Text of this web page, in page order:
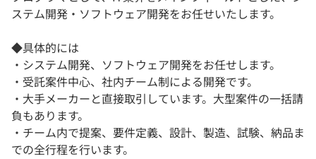
ステム開発・ソフトウェア開発をお任せいたします。
◆具体的には
・システム開発、ソフトウェア開発をお任せします。
・受託案件中心、社内チーム制による開発です。
・大手メーカーと直接取引しています。大型案件の一括請
負もあります。
・チーム内で提案、要件定義、設計、製造、試験、納品ま
での全行程を行います。